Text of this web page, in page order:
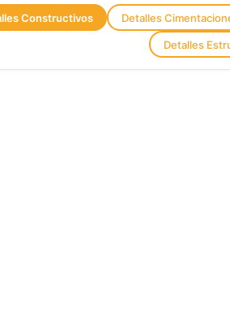
Constructivos Detalles
Detalles